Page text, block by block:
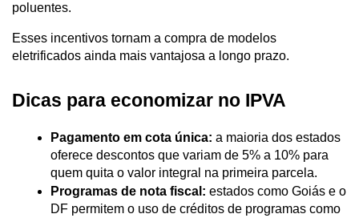
poluentes.
Esses incentivos tornam a compra de modelos
eletrificados ainda mais vantajosa a longo prazo.
Dicas para economizar no IPVA
Pagamento em cota única: a maioria dos estados
oferece descontos que variam de 5% a 10% para
quem quita o valor integral na primeira parcela.
Programas de nota fiscal: estados como Goiás e o
DF permitem o uso de créditos de programas como